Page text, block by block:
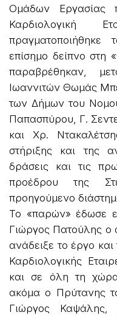
Ομάδων Εργασίας
Καρδιολογική
επίσημο δείπνο στη
παραβρέθηκαν,
Ιωαννιτών Θωμάς
των Δήμων του
Παπασπύρου, Γ.
και Χρ.
στήριξης και της
δράσεις και τις
προέδρου της
προηγούμενο
Το «παρών» έδωσε
Γιώργος Πατούλης ο
ανάδειξε το έργο
Καρδιολογικής
και σε όλη τη
ακόμα ο Πρύτανης
Γιώργος Καψάλης,